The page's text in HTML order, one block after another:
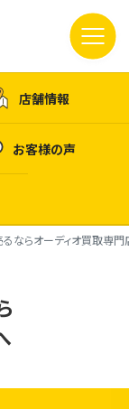
店舗情報
お客様の声
るならオーディオ買取専門